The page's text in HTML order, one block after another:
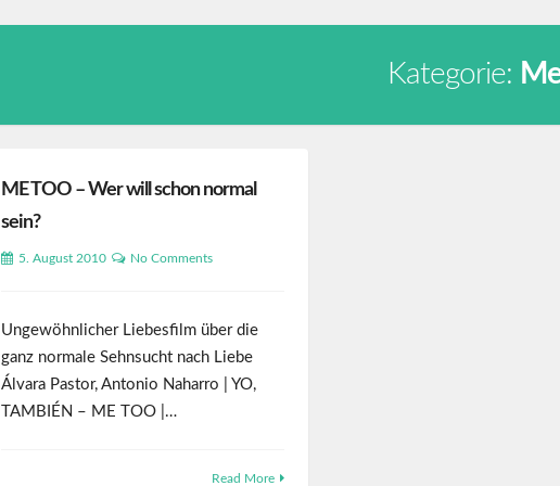
Kategorie:
ME TOO – Wer will schon normal
sein?
5. August 2010 No Comments
Ungewöhnlicher Liebesfilm über die
ganz normale Sehnsucht nach Liebe
Álvara Pastor, Antonio Naharro | YO,
TAMBIÉN – ME TOO |…
Read More